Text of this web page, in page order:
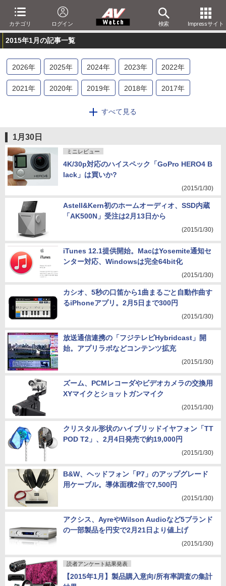
カテゴリ ログイン 検索 Impressサイト
2015年1月の記事一覧
2026年 2025年 2024年 2023年 2022年
2021年 2020年 2019年 2018年 2017年
2014年 2013
2006 年 2005 年 2004
2001
すべて見る
1月30日
ミニレビュー
4K/30p対応のハイスペック「GoPro HERO4 B
lack」は買いか?
(2015/1/30)
Astell&Kern初のホームオーディオ、SSD内蔵
「AK500N」受注は2月13日から
(2015/1/30)
iTunes 12.1提供開始。MacはYosemite通知セ
ンター対応、Windowsは完全64bit化
(2015/1/30)
カシオ、5秒の口笛から1曲まるごと自動作曲す
るiPhoneアプリ。2月5日まで300円
(2015/1/30)
放送通信連携の「フジテレビHybridcast」開
始。アプリラボなどコンテンツ拡充
(2015/1/30)
ズーム、PCMレコーダやビデオカメラの交換用
XYマイクとショットガンマイク
(2015/1/30)
クリスタル形状のハイブリッドイヤフォン「TT
POD T2」、2月4日発売で約19,000円
(2015/1/30)
B&W、ヘッドフォン「P7」のアップグレード
用ケーブル。導体面積2倍で7,500円
(2015/1/30)
アクシス、AyreやWilson Audioなど5ブランド
の一部製品を円安で2月21日より値上げ
(2015/1/30)
読者アンケート結果発表
【2015年1月】製品購入意向/所有率調査の集計